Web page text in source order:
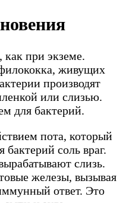
как при экземе.
живущих
производят
или слизью.
для бактерий.
пота, который
соль враг.
слизь.
железы, вызывая
ответ. Это